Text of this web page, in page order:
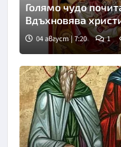
Голямо чудо
Вдъхновява
04 август | 7:20 1